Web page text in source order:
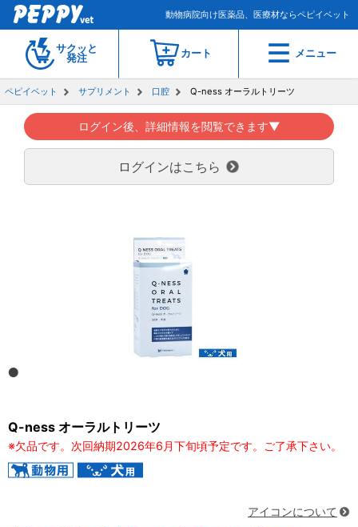
動物病院向け医薬品、医療材ならペピイベット
サクッと
発注
カート メニュー
ペピイベット サプリメント 口腔 Q-ness オーラルトリーツ
ログイン後、詳細情報を閲覧できます▼
ログインはこちら
Q-ness オーラルトリーツ
※欠品です。次回納期2026年6月下旬頃予定です。ご了承下さい。
アイコンについて